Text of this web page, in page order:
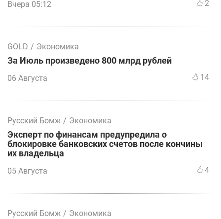
Вчера 05:12 2
GOLD / Экономика
За Июль произведено 800 млрд рублей
06 Августа 14
Русский Бомж / Экономика
Эксперт по финансам предупредила о
блокировке банковских счетов после кончины
их владельца
05 Августа 4
Русский Бомж / Экономика